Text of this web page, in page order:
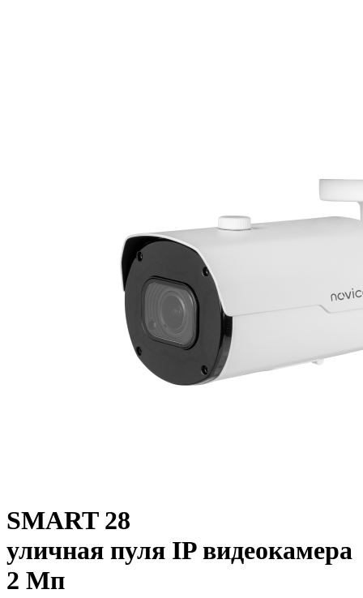
SMART 28
уличная пуля IP видеокамера
2 Мп